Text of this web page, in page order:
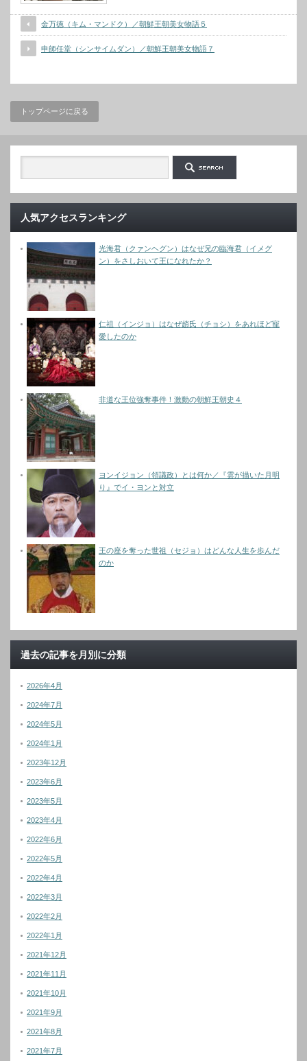
金万徳（キム・マンドク）／朝鮮王朝美女物語５
申師任堂（シンサイムダン）／朝鮮王朝美女物語７
トップページに戻る
人気アクセスランキング
光海君（クァンヘグン）はなぜ兄の臨海君（イメグ
ン）をさしおいて王になれたか？
仁祖（インジョ）はなぜ趙氏（チョシ）をあれほど寵
愛したのか
非道な王位強奪事件！激動の朝鮮王朝史４
ヨンイジョン（領議政）とは何か／『雲が描いた月明
り』でイ・ヨンと対立
王の座を奪った世祖（セジョ）はどんな人生を歩んだ
のか
過去の記事を月別に分類
2026年4月
2024年7月
2024年5月
2024年1月
2023年12月
2023年6月
2023年5月
2023年4月
2022年6月
2022年5月
2022年4月
2022年3月
2022年2月
2022年1月
2021年12月
2021年11月
2021年10月
2021年9月
2021年8月
2021年7月